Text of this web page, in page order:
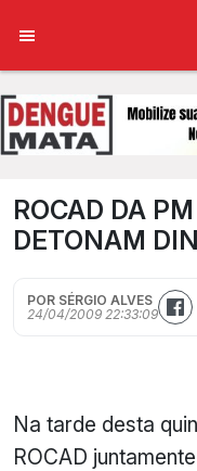
ROCAD DA
DETONAM
POR SÉRGIO ALVES
24/04/2009 22:33:09
Na tarde desta
ROCAD